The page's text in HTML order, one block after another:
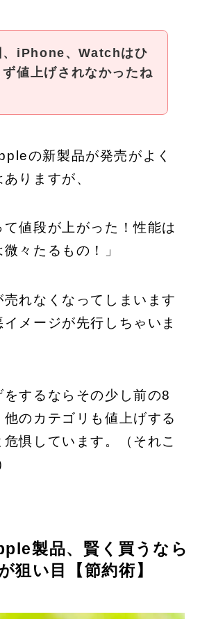
、iPhone、Watchはひ
ず値上げされなかったね
の新製品が発売がよく
りますが、
て値段が上がった！性能は
々たるもの！」
れなくなってしまいます
イメージが先行しちゃいま
するならその少し前の8
他のカテゴリも値上げする
惧しています。（それこ
製品、賢く買うなら
狙い目【節約術】